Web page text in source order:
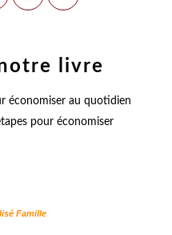
livre
pour économiser
Famille